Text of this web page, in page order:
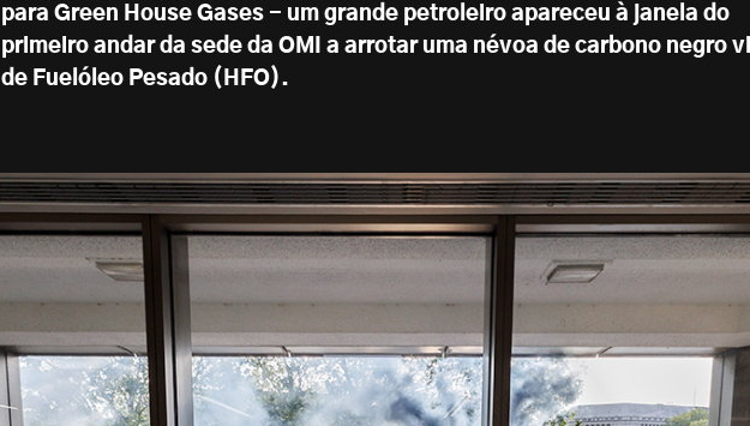
para Green House Gases - um grande petroleiro apareceu à janela do
primeiro andar da sede da OMI a arrotar uma névoa de carbono negro
de Fuelóleo Pesado (HFO).